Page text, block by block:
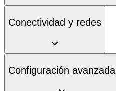
Conectividad y redes
Configuración avanzada